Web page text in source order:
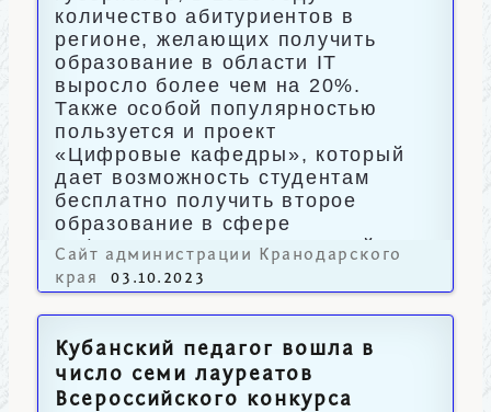
количество абитуриентов в
регионе, желающих получить
образование в области IT
выросло более чем на 20%.
Также особой популярностью
пользуется и проект
«Цифровые кафедры», который
дает возможность студентам
бесплатно получить второе
образование в сфере
информационных технологий.
Сайт администрации Кранодарского
края
03.10.2023
Кубанский педагог вошла в
число семи лауреатов
Всероссийского конкурса